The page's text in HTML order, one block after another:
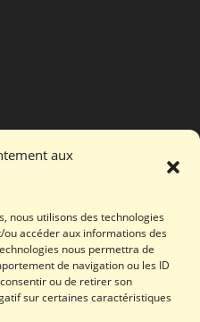
aux
nous utilisons des technologies
accéder aux informations des
nous permettra de
de navigation ou les ID
ou de retirer son
sur certaines caractéristiques
EI